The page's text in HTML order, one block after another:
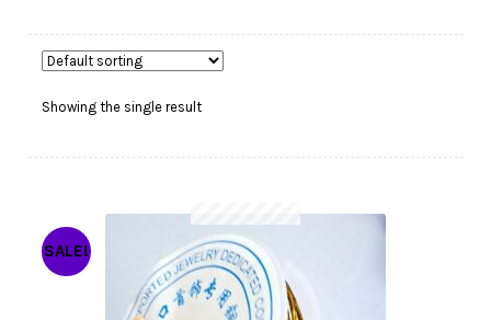
Cekresi
Checkout
Produk
Showing the single result
SALE!